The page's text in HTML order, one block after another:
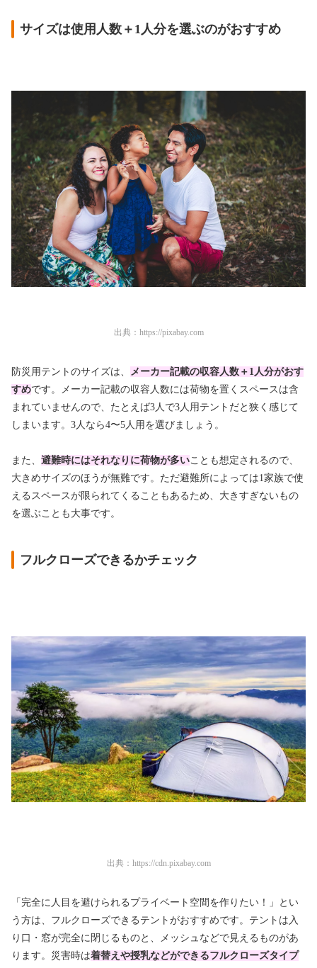
サイズは使用人数＋1人分を選ぶのがおすすめ
出典： https://pixabay.com
防災用テントのサイズは、 メーカー記載の収容人数＋1人分がおす
すめです。メーカー記載の収容人数には荷物を置くスペースは含
まれていませんので、たとえば3人で3人用テントだと狭く感じて
しまいます。3人なら4〜5人用を選びましょう。
また、 避難時にはそれなりに荷物が多いことも想定されるので、
大きめサイズのほうが無難です。ただ避難所によっては1家族で使
えるスペースが限られてくることもあるため、大きすぎないもの
を選ぶことも大事です。
フルクローズできるかチェック
出典： https://cdn.pixabay.com
「完全に人目を避けられるプライベート空間を作りたい！」とい
う方は、フルクローズできるテントがおすすめです。テントは入
り口・窓が完全に閉じるものと、メッシュなどで見えるものがあ
ります。 災害時は着替えや授乳などができるフルクローズタイプ